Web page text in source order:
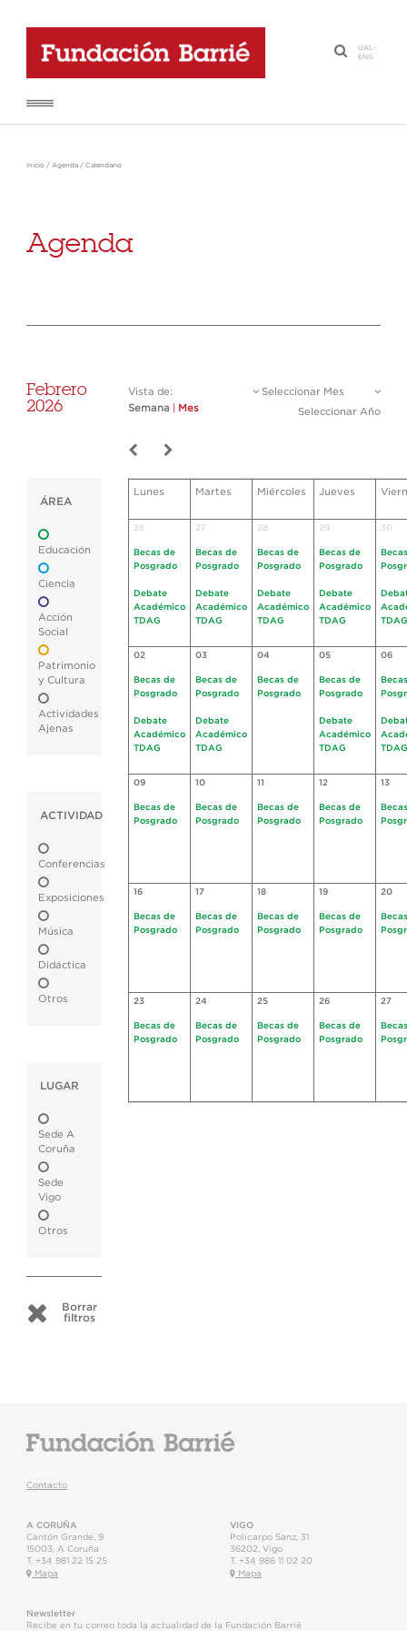
·
GAL-
ENG
Inicio / Agenda / Calendario
Agenda
Febrero
2026
Vista de:
Semana
Mes
Seleccionar Mes
Seleccionar Año
ÁREA
Educación
Ciencia
Acción
Social
Patrimonio
y Cultura
Actividades
Ajenas
ACTIVIDAD
Conferencias
Exposiciones
Música
Didáctica
Otros
LUGAR
Sede A
Coruña
Sede
Vigo
Otros
Borrar
filtros
Lunes Martes Miércoles Jueves
26
Becas de
Posgrado
Debate
Académico
TDAG
27
Becas de
Posgrado
Debate
Académico
TDAG
28
Becas de
Posgrado
Debate
Académico
TDAG
29
Becas de
Posgrado
Debate
Académico
TDAG
30
TDAG
02
Becas de
Posgrado
Debate
Académico
TDAG
03
Becas de
Posgrado
Debate
Académico
TDAG
04
Becas de
Posgrado
05
Becas de
Posgrado
Debate
Académico
TDAG
06
TDAG
09
Becas de
Posgrado
10
Becas de
Posgrado
11
Becas de
Posgrado
12
Becas de
Posgrado
13
16
Becas de
Posgrado
17
Becas de
Posgrado
18
Becas de
Posgrado
19
Becas de
Posgrado
20
23
Becas de
Posgrado
24
Becas de
Posgrado
25
Becas de
Posgrado
26
Becas de
Posgrado
27
Contacto
A CORUÑA
Cantón Grande, 9
15003
A Coruña
T. +34 981 22 15 25
Mapa
VIGO
Policarpo Sanz, 31
36202 Vigo
T. +34 986 11 02 20
Mapa
Newsletter
Recibe en tu correo toda la actualidad de la Fundación Barrié